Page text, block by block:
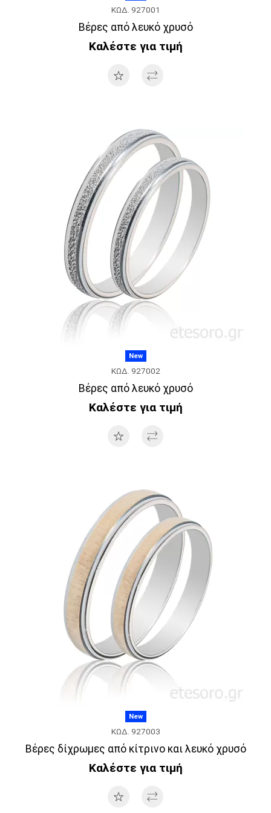
ΚΩΔ. 927001
Βέρες από λευκό χρυσό
Καλέστε για τιμή
New
ΚΩΔ. 927002
Βέρες από λευκό χρυσό
Καλέστε για τιμή
New
ΚΩΔ. 927003
Βέρες δίχρωμες από κίτρινο και λευκό χρυσό
Καλέστε για τιμή